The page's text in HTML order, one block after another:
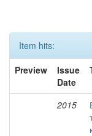
Item hits:
Preview
Issue
Date
2015